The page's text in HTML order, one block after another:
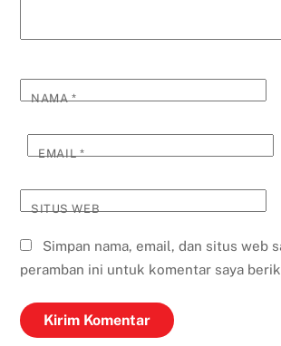
NAMA*
EMAIL*
SITUS WEB
Simpan nama, email, dan situs web
peramban ini untuk komentar saya